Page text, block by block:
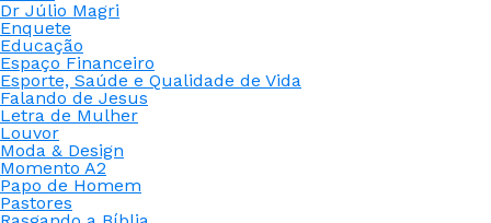
Dr Júlio Magri
Enquete
Educação
Espaço Financeiro
Esporte, Saúde e Qualidade de Vida
Falando de Jesus
Letra de Mulher
Louvor
Moda & Design
Momento A2
Papo de Homem
Pastores